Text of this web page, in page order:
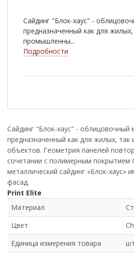
Ral 3009 Ral
Сайдинг "Блок-хаус" -
предназначенный как для
промышленны...
Подробности
Сайдинг "Блок-хаус" - облицовочный
предназначенный как для жилых,
объектов. Геометрия панелей
сочетании с полимерным покрытием
металлический сайдинг «Блок-хаус»
фасад.
Print Elite
Материал
Цвет
Единица измерения товара
шт